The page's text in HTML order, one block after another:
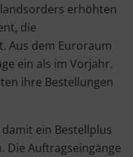
erhöhten
die
Aus dem Euroraum
ein als im Vorjahr.
ihre Bestellungen
ein Bestellplus
Die Auftragseingänge